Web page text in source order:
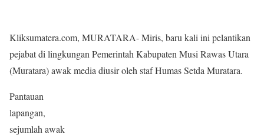
Kliksumatera.com, MURATARA- Miris, baru kali ini pelantikan
pejabat di lingkungan Pemerintah Kabupaten Musi Rawas Utara
(Muratara) awak media diusir oleh staf Humas Setda Muratara.
Pantauan
lapangan,
sejumlah awak